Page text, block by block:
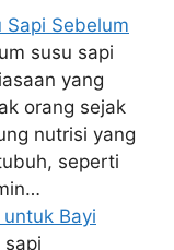
Sebelum
susu sapi
yang
orang sejak
nutrisi yang
seperti
Bayi
sapi